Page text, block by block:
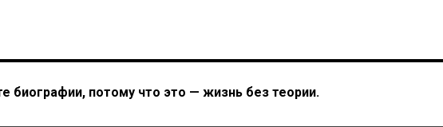
биографии, потому что это — жизнь без теории.